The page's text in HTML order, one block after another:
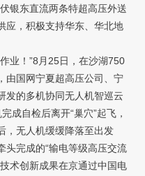
银东直流两条特超高压外送
应，积极支持华东、华北地
！”8月25日，在沙湖750
由国网宁夏超高压公司、宁
发的多机协同无人机智巡云
成自检后离开“巢穴”起飞，
，无人机缓缓降落至出发
完成的“输电等级高压交流
术创新成果在京通过中国电